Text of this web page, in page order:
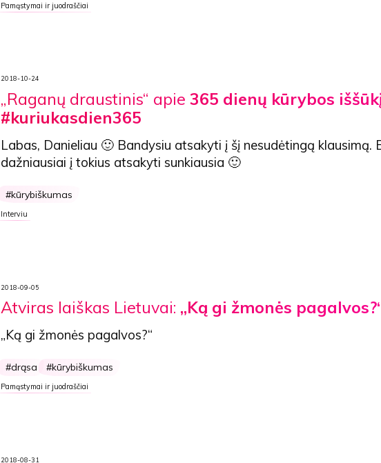
Pamąstymai ir juodraščiai
2018-10-24
„Raganų draustinis“ apie 365 dienų kūrybos
#kuriukasdien365
Labas, Danieliau 🙂 Bandysiu atsakyti į šį nesudėtingą klausimą.
dažniausiai į tokius atsakyti sunkiausia 🙂
kūrybiškumas
Interviu
2018-09-05
Atviras laiškas Lietuvai: „Ką gi žmonės
„Ką gi žmonės pagalvos?“
drąsa kūrybiškumas
Pamąstymai ir juodraščiai
2018-08-31